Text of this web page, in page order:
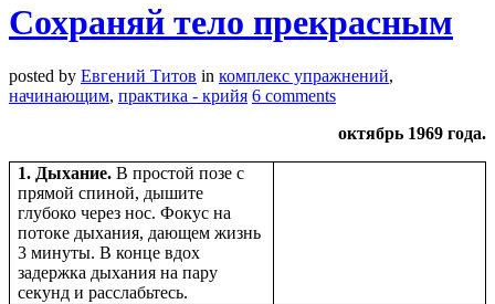
Сохраняй тело прекрасным
posted by Евгений Титов in комплекс упражнений,
начинающим, практика - крийя 6 comments
октябрь 1969 года.
1. Дыхание. В простой позе с
прямой спиной, дышите
глубоко через нос. Фокус на
потоке дыхания, дающем жизнь
3 минуты. В конце вдох
задержка дыхания на пару
секунд и расслабьтесь.